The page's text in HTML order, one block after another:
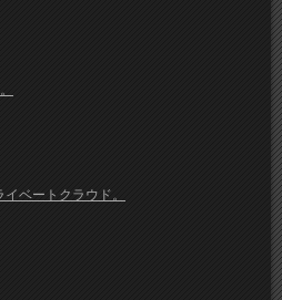
ベートクラウド。